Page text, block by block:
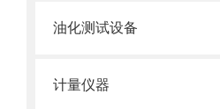
油化测试设备
计量仪器